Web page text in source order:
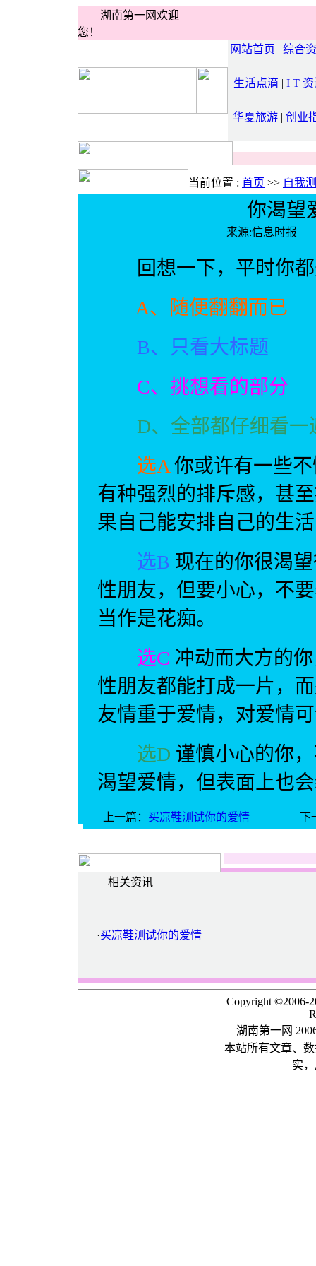
湖南第一网欢迎
您！
网站首页 | 综合
生活点滴 | I T 资
华夏旅游 | 创业
当前位置 : 首页 >> 自我
你渴望
来源:信息
回想一下，平时你都
A、随便翻翻而已
B、只看大标题
C、挑想看的部分
D、全部都仔细看一
选A 你或许有一些
有种强烈的排斥感，甚
果自己能安排自己的生
选B 现在的你很渴
性朋友，但要小心，不
当作是花痴。
选C 冲动而大方的
性朋友都能打成一片，
友情重于爱情，对爱情
选D 谨慎小心的你
渴望爱情，但表面上也
上一篇： 买凉鞋测试你的爱情 下
相关资讯
·买凉鞋测试你的爱情
Copyright ©2006-
湖南第一网
本站所有文章、
实